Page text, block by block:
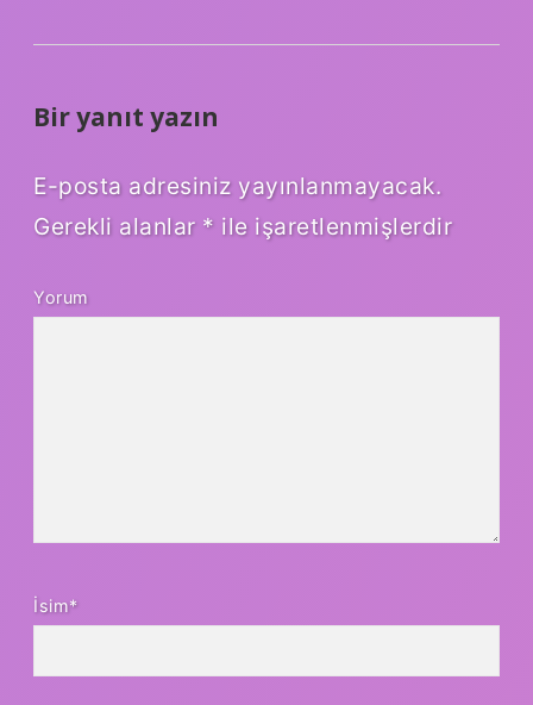
Bir yanıt yazın
E-posta adresiniz yayınlanmayacak.
Gerekli alanlar * ile işaretlenmişlerdir
Yorum
İsim*